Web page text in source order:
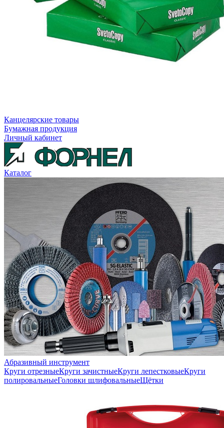
Канцелярские товары
Бумажная продукция
Личный кабинет
Каталог
Абразивный инструмент
Круги отрезныеКруги зачистныеКруги лепестковыеКруги
полировальныеГоловки шлифовальныеЩётки